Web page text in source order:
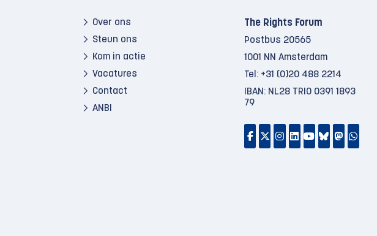
Over ons
Steun ons
Kom in actie
Vacatures
Contact
ANBI
The Rights Forum
Postbus 20565
1001 NN Amsterdam
Tel: +31 (0)20 488 2214
IBAN: NL28 TRIO 0391 1893
79